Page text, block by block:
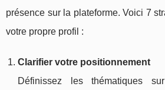
présence sur la plateforme. Voici 7
votre propre profil :
Clarifier votre positionnement
Définissez les thématiques